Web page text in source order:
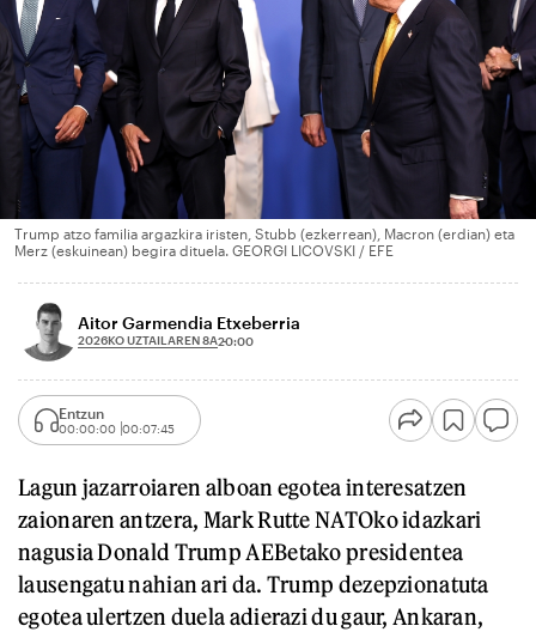
Trump atzo familia argazkira iristen, Stubb (ezkerrean), Macron (erdian) eta
Merz (eskuinean) begira dituela. GEORGI LICOVSKI / EFE
Aitor Garmendia Etxeberria
2026KO UZTAILAREN 8A20:00
Entzun
00:00:00 00:07:45
Lagun jazarroiaren alboan egotea interesatzen
zaionaren antzera, Mark Rutte NATOko idazkari
nagusia Donald Trump AEBetako presidentea
lausengatu nahian ari da. Trump dezepzionatuta
egotea ulertzen duela adierazi du gaur, Ankaran,